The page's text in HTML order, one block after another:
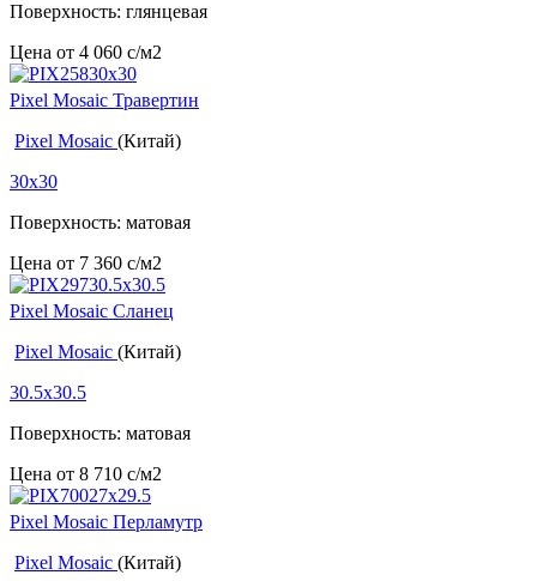
Поверхность: глянцевая
Цена от 4 060 c/м2
Pixel Mosaic Травертин
Pixel Mosaic (Китай)
30x30
Поверхность: матовая
Цена от 7 360 c/м2
Pixel Mosaic Сланец
Pixel Mosaic (Китай)
30.5x30.5
Поверхность: матовая
Цена от 8 710 c/м2
Pixel Mosaic Перламутр
Pixel Mosaic (Китай)